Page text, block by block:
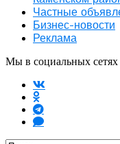
Частные
Бизнес-новости
Реклама
Мы в социальных сетях